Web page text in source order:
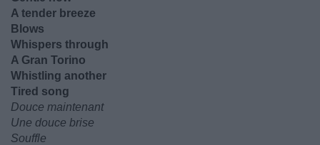
A tender breeze
Blows
Whispers through
A Gran Torino
Whistling another
Tired song
Douce maintenant
Une douce brise
Souffle